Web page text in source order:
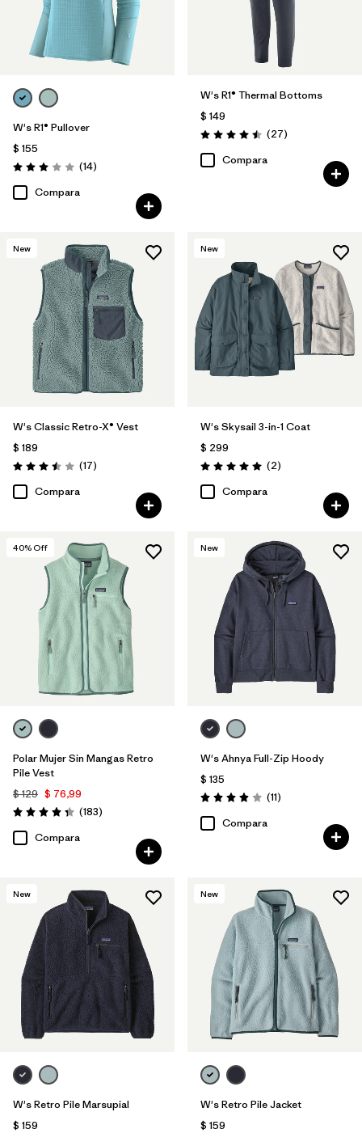
W's R1® Pullover
$ 155
Valoración: 3.0 / 5
(14Comentarios
)
Compara
W's R1® Thermal Bottoms
$ 149
Valoración: 4.5 / 5
(27Comentarios
)
Compara
New
W's Classic Retro-X® Vest
$ 189
Valoración: 3.5 / 5
(17Comentarios
)
Compara
New
W's Skysail 3-in-1 Coat
$ 299
Valoración: 5.0 / 5
(2Comentarios
)
Compara
40% Off
Polar Mujer Sin Mangas Retro
Pile Vest
$ 129 $ 76,99
Valoración: 4.3 / 5
(183Comentarios
)
Compara
New
W's Ahnya Full-Zip Hoody
$ 135
Valoración: 3.9 / 5
(11Comentarios
)
Compara
New
W's Retro Pile Marsupial
$ 159
New
W's Retro Pile Jacket
$ 159